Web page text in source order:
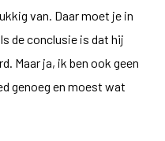
van. Daar moet je in
de conclusie is dat hij
Maar ja, ik ben ook geen
genoeg en moest wat